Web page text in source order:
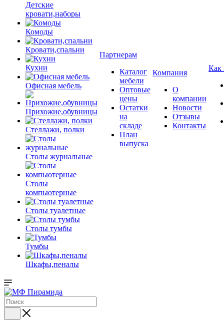
Детские
кровати,наборы
Комоды
Кровати,спальни
Кухни
Офисная мебель
Прихожие,обувницы
Стеллажи, полки
Столы журнальные
Столы
компьютерные
Столы туалетные
Столы тумбы
Тумбы
Шкафы,пеналы
Партнерам
Каталог
мебели
Оптовые
цены
Остатки
на
складе
План
выпуска
Компания
О
компании
Новости
Отзывы
Контакты
Как